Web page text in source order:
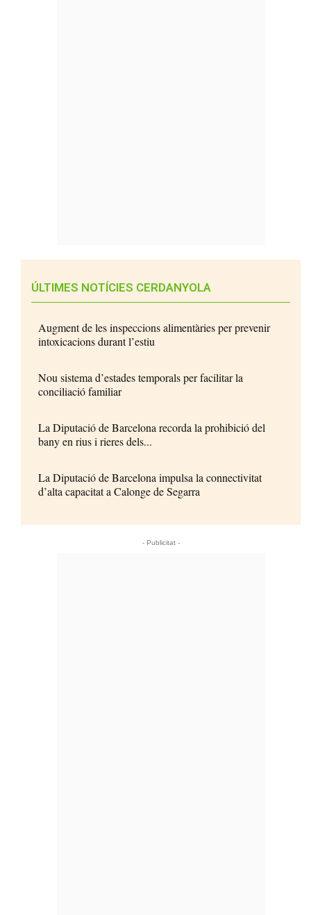
ÚLTIMES NOTÍCIES CERDANYOLA
Augment de les inspeccions alimentàries per prevenir
intoxicacions durant l’estiu
Nou sistema d’estades temporals per facilitar la
conciliació familiar
La Diputació de Barcelona recorda la prohibició del
bany en rius i rieres dels...
La Diputació de Barcelona impulsa la connectivitat
d’alta capacitat a Calonge de Segarra
- Publicitat -